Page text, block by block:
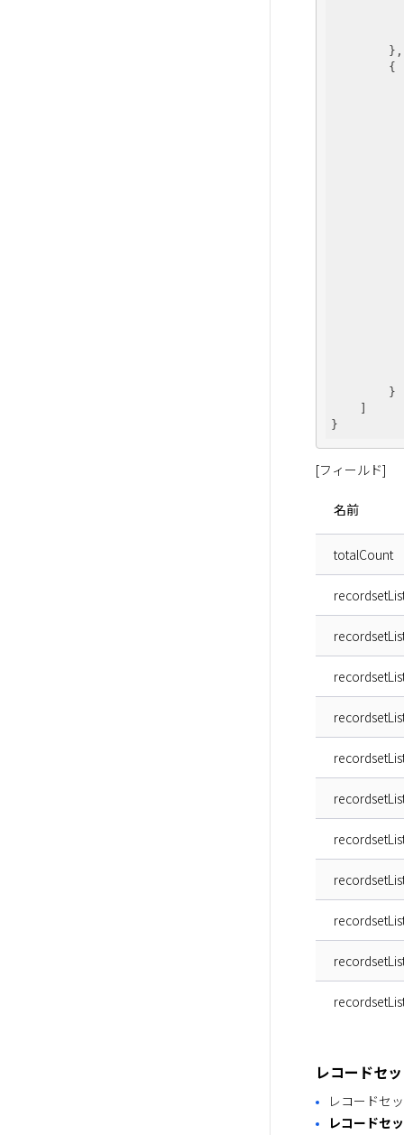
        },
        {
        }
    ]
[フィールド]
名前
totalCount
レコードセ
レコードセ
レコードセ